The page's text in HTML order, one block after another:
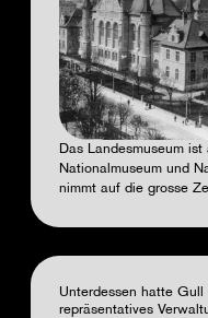
Das Landesmuseum
Nationalmuseum und
nimmt auf die grosse
Unterdessen hatte
repräsentatives